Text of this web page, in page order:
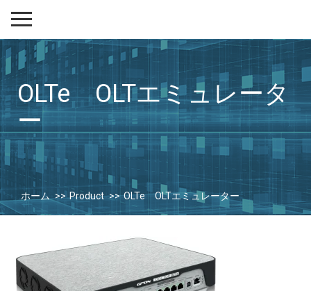
OLTe OLTエミュレータ
ー
ホーム Product OLTe OLTエミュレーター